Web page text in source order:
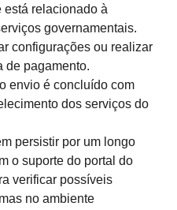
está relacionado à
governamentais.
configurações ou realizar
de pagamento.
envio é concluído com
dos serviços do
persistir por um longo
o suporte do portal do
verificar possíveis
no ambiente